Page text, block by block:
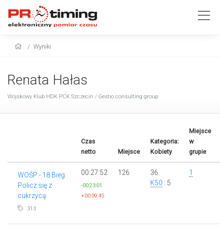
Wyniki
Renata Hałas
Wojskowy Klub HDK PCK Szczecin / Gestio consulting group
Czas
netto
Miejsce
Kategoria:
Kobiety
Miejsce
w
grupie
WOŚP - 18 Bieg
Policz się z
cukrzycą
313
00:27:52
-00:23:01
+00:09:45
126
36
K50 : 5
1